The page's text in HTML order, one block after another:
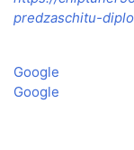
predzaschitu-
Google
Google